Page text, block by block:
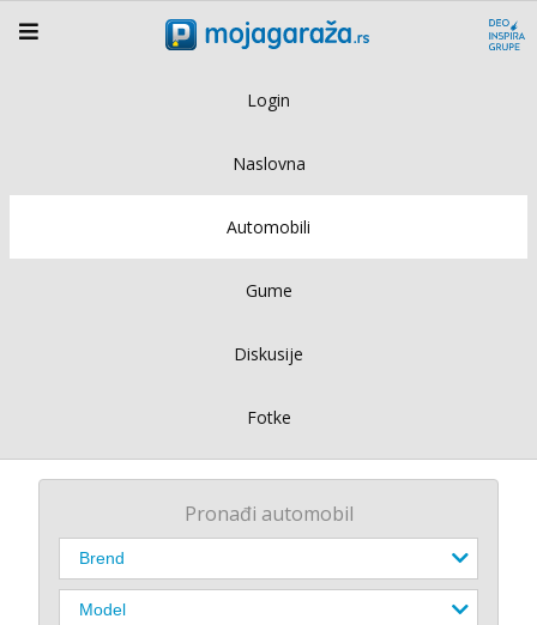
Login
Naslovna
Automobili
Gume
Diskusije
Fotke
Pronađi automobil